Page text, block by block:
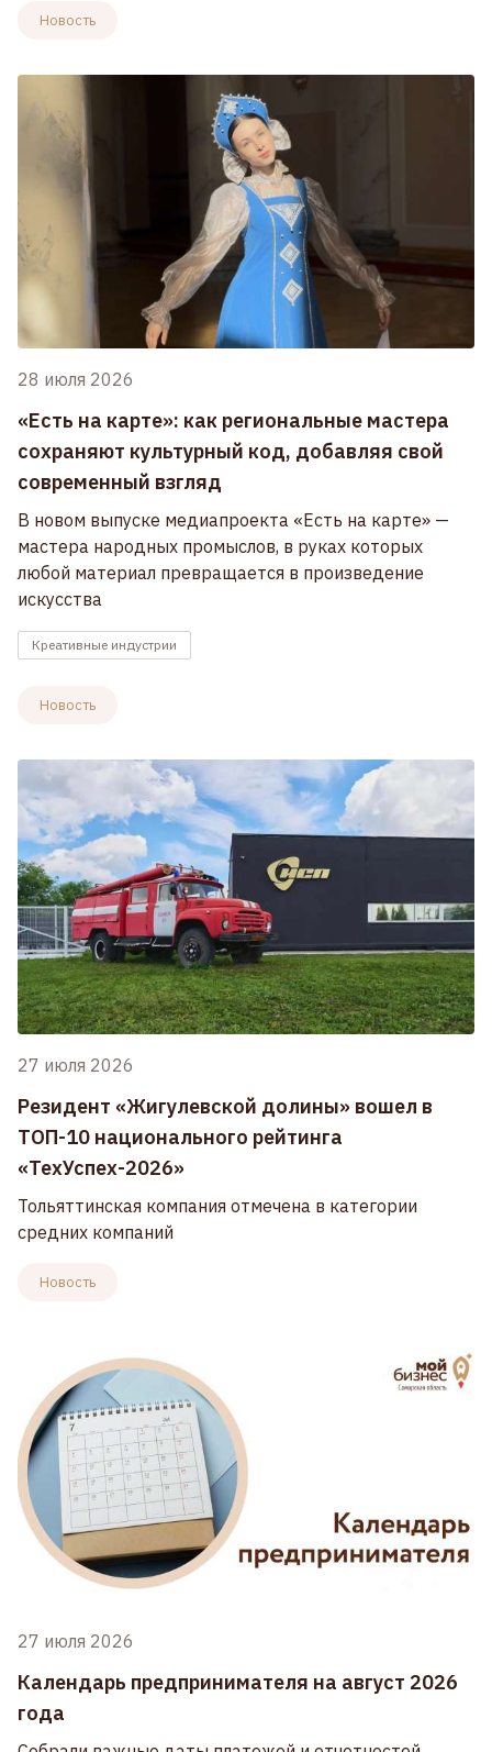
Новость
28 июля 2026
«Есть на карте»: как региональные мастера
сохраняют культурный код, добавляя свой
современный взгляд
В новом выпуске медиапроекта «Есть на карте» —
мастера народных промыслов, в руках которых
любой материал превращается в произведение
искусства
Креативные индустрии
Новость
27 июля 2026
Резидент «Жигулевской долины» вошел в
ТОП-10 национального рейтинга
«ТехУспех-2026»
Тольяттинская компания отмечена в категории
средних компаний
Новость
27 июля 2026
Календарь предпринимателя на август 2026
года